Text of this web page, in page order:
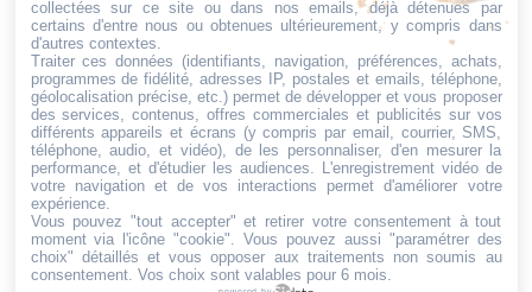
Politique de
confidentialité
Mentions
légales
Conditions de
retour et de
remboursement
Droit de
rétractation
collectées sur ce site ou dans nos emails, déjà détenues par
certains d'entre nous ou obtenues ultérieurement, y compris dans
d'autres contextes.
Traiter ces données (identifiants, navigation, préférences, achats,
programmes de fidélité, adresses IP, postales et emails, téléphone,
géolocalisation précise, etc.) permet de développer et vous proposer
des services, contenus, offres commerciales et publicités sur vos
différents appareils et écrans (y compris par email, courrier, SMS,
téléphone, audio, et vidéo), de les personnaliser, d'en mesurer la
performance, et d'étudier les audiences. L'enregistrement vidéo de
votre navigation et de vos interactions permet d'améliorer votre
expérience.
Vous pouvez "tout accepter" et retirer votre consentement à tout
moment via l'icône "cookie" . Vous pouvez aussi "paramétrer des
choix" détaillés et vous opposer aux traitements non soumis au
consentement. Vos choix sont valables pour 6 mois.